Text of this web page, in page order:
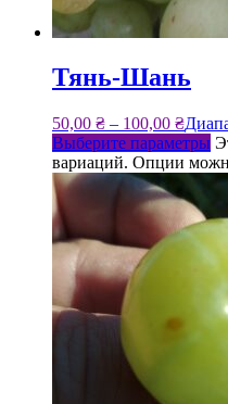
Тянь-Шань
50,00 ₴ – 100,00 ₴
Выберите параметры
вариаций. Опции